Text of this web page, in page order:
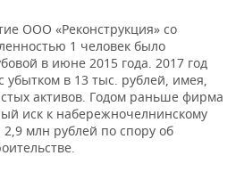
ООО «Реконструкция» со
1 человек было
в июне 2015 года. 2017 год
убытком в 13 тыс. рублей, имея,
активов. Годом раньше фирма
иск к набережночелнинскому
млн рублей по спору об